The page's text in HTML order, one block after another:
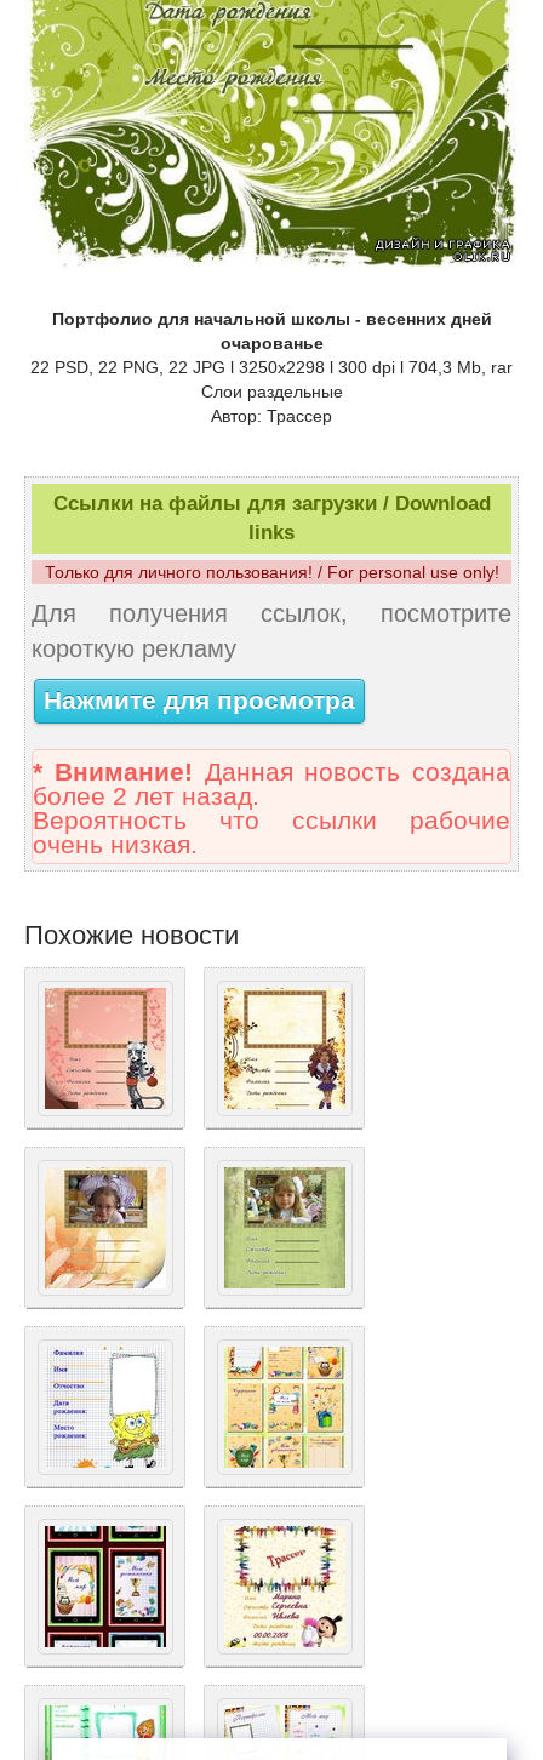
Портфолио для начальной школы - весенних дней
очарованье
22 PSD, 22 PNG, 22 JPG l 3250x2298 l 300 dpi l 704,3 Mb, rar
Слои раздельные
Автор: Трассер
Ссылки на файлы для загрузки / Download
links
Только для личного пользования! / For personal use only!
Для получения ссылок, посмотрите
короткую рекламу
Нажмите для просмотра
* Внимание! Данная новость создана
более 2 лет назад.
Вероятность что ссылки рабочие
очень низкая.
Похожие новости